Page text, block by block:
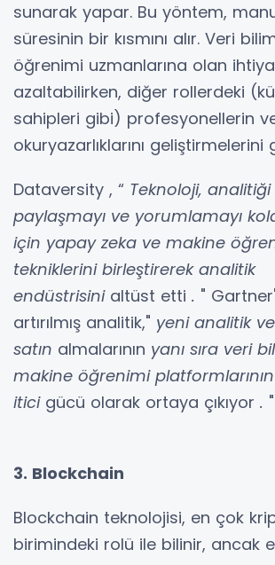
sunarak yapar. Bu yöntem,
süresinin bir kısmını alır. Veri
öğrenimi uzmanlarına olan
azaltabilirken, diğer rollerdeki
sahipleri gibi) profesyonellerin
okuryazarlıklarını geliştirmelerini
Dataversity , “ Teknoloji,
paylaşmayı ve yorumlamayı
için yapay zeka ve makine
tekniklerini birleştirerek analitik
endüstrisini altüst etti . "
artırılmış analitik," yeni analitik ve
satın almalarının yanı sıra veri
makine öğrenimi platformlarının
iticigücü olarak ortaya çıkıyor . "
3. Blockchain
Blockchain teknolojisi, en çok
birimindeki rolü ile bilinir, ancak